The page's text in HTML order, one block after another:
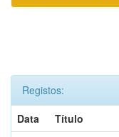
Registos:
Data
Título